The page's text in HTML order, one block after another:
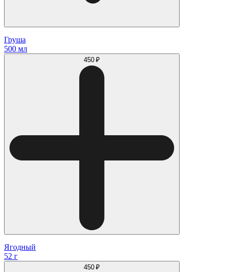
Груша
500 мл
450 ₽
Ягодный
52 г
450 ₽